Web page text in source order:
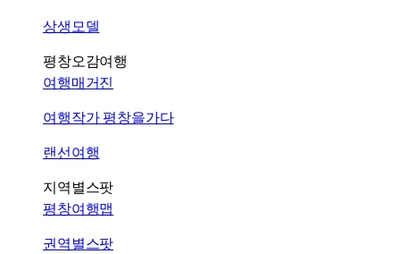
상생모델
평창오감여행
여행매거진
여행작가 평창을가다
랜선여행
지역별스팟
평창여행맵
권역별스팟